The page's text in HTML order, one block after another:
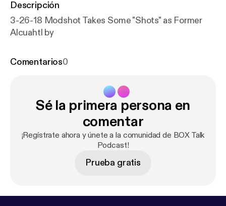
Descripción
3-26-18 Modshot Takes Some "Shots" as Former
Alcuahtl by
Comentarios0
Sé la primera persona en
comentar
¡Regístrate ahora y únete a la comunidad de BOX Talk
Podcast!
Prueba gratis